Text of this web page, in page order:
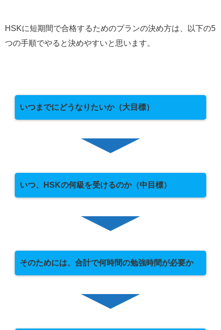
HSKに短期間で合格するためのプランの決め方は、以下の5
つの手順でやると決めやすいと思います。
いつまでにどうなりたいか（大目標）
いつ、HSKの何級を受けるのか（中目標）
そのためには、合計で何時間の勉強時間が必要か